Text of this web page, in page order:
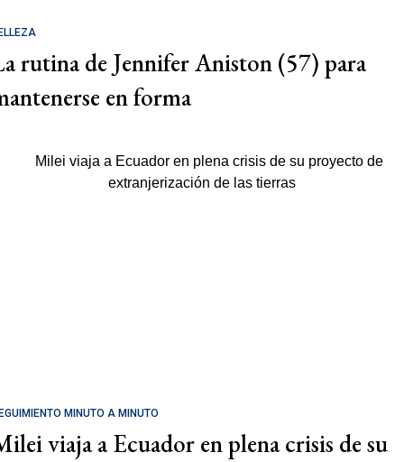
rutina de Jennifer Aniston (57) para
en forma
MINUTO A MINUTO
viaja a Ecuador en plena crisis de su